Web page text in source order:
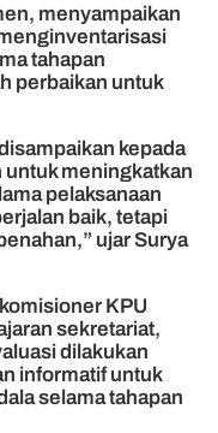
menyampaikan
tahapan
perbaikan untuk
kepada
untuk meningkatkan
pelaksanaan
baik, tetapi
ujar Surya
KPU
sekretariat,
dilakukan
informatif untuk
selama tahapan